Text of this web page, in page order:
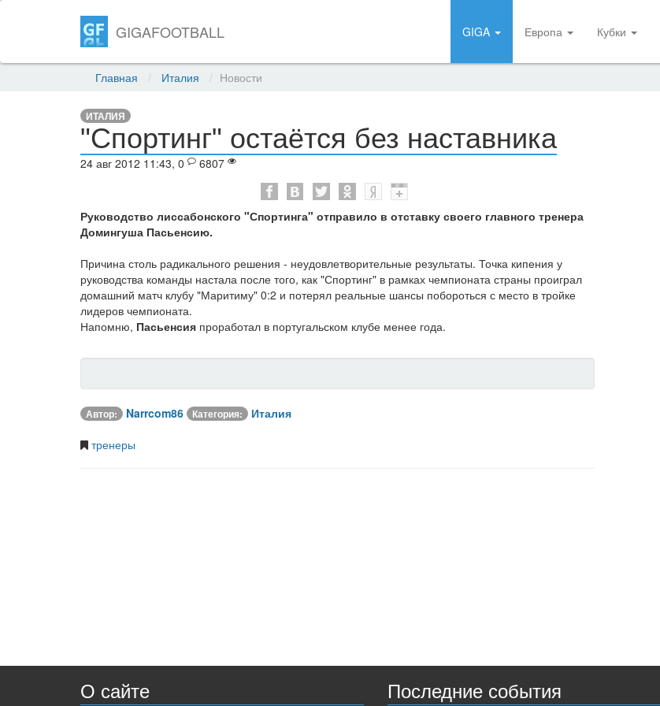
GIGAFOOTBALL GIGA Европа Кубки
Главная Италия Новости
ИТАЛИЯ
"Спортинг" остаётся без наставника
24 авг 2012 11:43, 0 6807
Руководство лиссабонского "Спортинга" отправило в отставку своего главного тренера
Домингуша Пасьенсию.
Причина столь радикального решения - неудовлетворительные результаты. Точка кипения у
руководства команды настала после того, как "Спортинг" в рамках чемпионата страны проиграл
домашний матч клубу "Маритиму" 0:2 и потерял реальные шансы побороться с место в тройке
лидеров чемпионата.
Напомню, Пасьенсия проработал в португальском клубе менее года.
Автор: Narrcom86 Категория:
Италия
тренеры
О сайте Последние события